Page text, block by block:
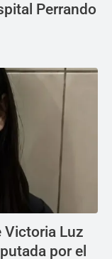
Perrando
Victoria Luz
por el